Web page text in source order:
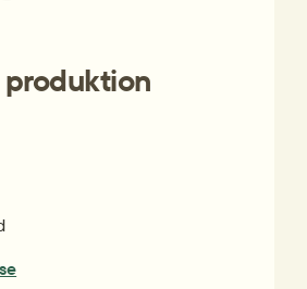
produktion